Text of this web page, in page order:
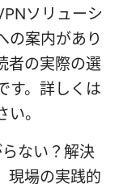
ソリューシ
の案内があり
者の実際の選
す。詳しくは
。
ない？解決
現場の実践的